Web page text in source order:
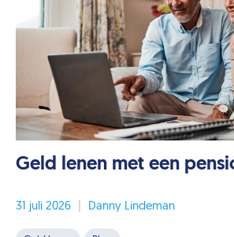
Geld lenen met een
31 juli 2026 Danny Lindeman